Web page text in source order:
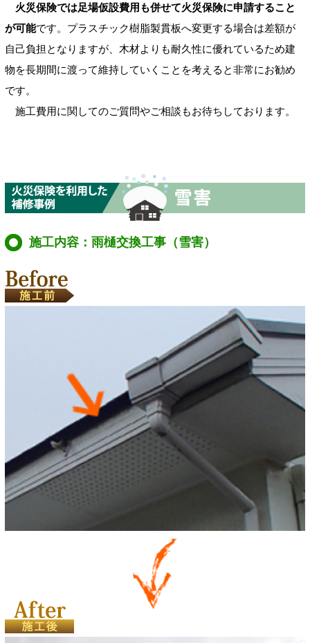
火災保険では足場仮設費用も併せて火災保険に申請すること
が可能です。プラスチック樹脂製貫板へ変更する場合は差額が
自己負担となりますが、木材よりも耐久性に優れているため建
物を長期間に渡って維持していくことを考えると非常にお勧め
です。
施工費用に関してのご質問やご相談もお待ちしております。
施工内容：雨樋交換工事（雪害）